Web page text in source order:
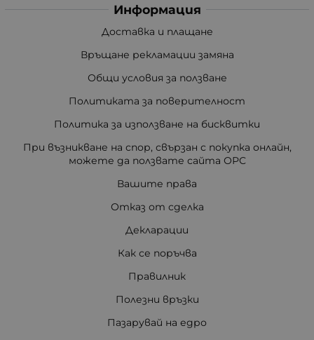
Информация
Доставка и плащане
Връщане рекламации замяна
Общи условия за ползване
Политиката за поверителност
Политика за използване на бисквитки
При възникване на спор, свързан с покупка онлайн,
можете да ползвате сайта ОРС
Вашите права
Отказ от сделка
Декларации
Как се поръчва
Правилник
Полезни връзки
Пазарувай на едро